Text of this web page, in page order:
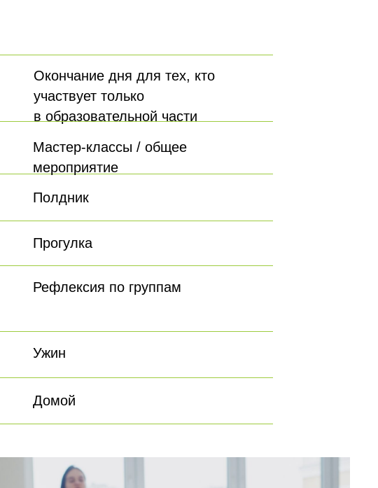
Домой
Рефлексия по группам
Ужин
Прогулка
Полдник
Окончание дня для тех, кто
участвует только
в образовательной части
Мастер-классы / общее
мероприятие